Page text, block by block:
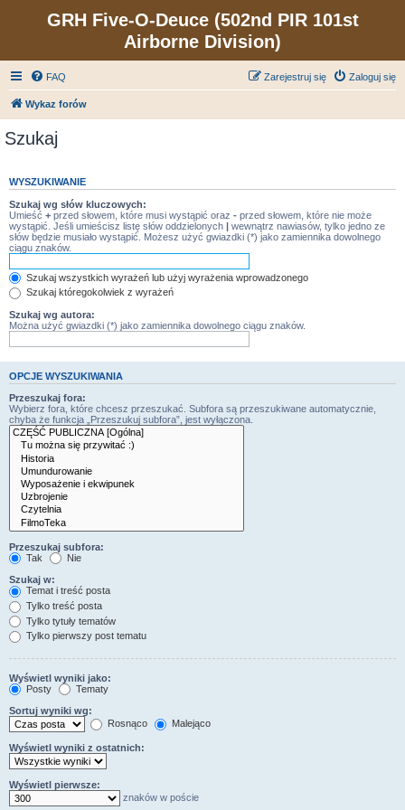
GRH Five-O-Deuce (502nd PIR 101st
Airborne Division)
FAQ Zaloguj się
Zarejestruj się
Wykaz forów
Szukaj
WYSZUKIWANIE
Szukaj wg słów kluczowych:
Umieść + przed słowem, które musi wystąpić oraz - przed słowem, które nie może
wystąpić. Jeśli umieścisz listę słów oddzielonych | wewnątrz nawiasów, tylko jedno ze
słów będzie musiało wystąpić. Możesz użyć gwiazdki (*) jako zamiennika dowolnego
ciągu znaków.
Szukaj wszystkich wyrażeń lub użyj wyrażenia wprowadzonego
Szukaj któregokolwiek z wyrażeń
Szukaj wg autora:
Można użyć gwiazdki (*) jako zamiennika dowolnego ciągu znaków.
OPCJE WYSZUKIWANIA
Przeszukaj fora:
Wybierz fora, które chcesz przeszukać. Subfora są przeszukiwane automatycznie,
chyba że funkcja „Przeszukuj subfora”, jest wyłączona.
Przeszukaj subfora:
Tak
Nie
Szukaj w:
Temat i treść posta
Tylko treść posta
Tylko tytuły tematów
Tylko pierwszy post tematu
Wyświetl wyniki jako:
Posty
Tematy
Sortuj wyniki wg:
Rosnąco
Malejąco
Wyświetl wyniki z ostatnich:
Wyświetl pierwsze:
znaków w poście